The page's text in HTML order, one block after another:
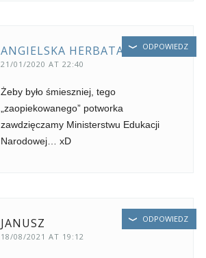
ANGIELSKA HERBATA
21/01/2020 AT 22:40
Żeby było śmieszniej, tego
„zaopiekowanego” potworka
zawdzięczamy Ministerstwu Edukacji
Narodowej… xD
ODPOWIEDZ
JANUSZ
18/08/2021 AT 19:12
ODPOWIEDZ